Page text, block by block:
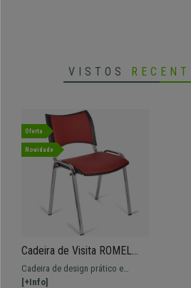
VISTOS
Oferta
Novidade
Cadeira de Visita ROMEL
PELE, Prática e Empilhável,
Pernas Cromadas, Vermelho
Cadeira de design prático e
versátil ROMEL PELE. Confortável,
[+Info]